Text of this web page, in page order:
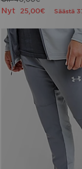
Nyt 25,00€ Säästä